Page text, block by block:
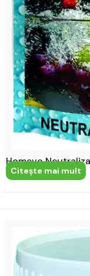
Homevo
Citeşte mai mult